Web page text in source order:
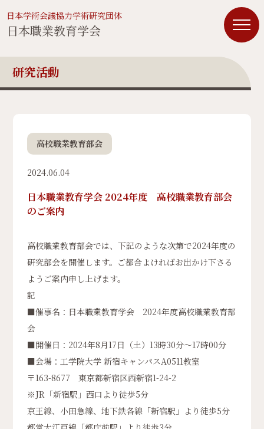
日本学術会議協力学術研究団体
日本職業教育学会
研究活動
高校職業教育部会
2024.06.04
日本職業教育学会 2024年度 高校職業教育部会
のご案内
高校職業教育部会では、下記のような次第で2024年度の
研究部会を開催します。ご都合よければお出かけ下さる
ようご案内申し上げます。
記
■催事名：日本職業教育学会 2024年度高校職業教育部
会
■開催日：2024年8月17日（土）13時30分〜17時00分
■会場：工学院大学 新宿キャンパスA0511教室
〒163-8677 東京都新宿区西新宿1-24-2
※JR「新宿駅」西口より徒歩5分
京王線、小田急線、地下鉄各線「新宿駅」より徒歩5分